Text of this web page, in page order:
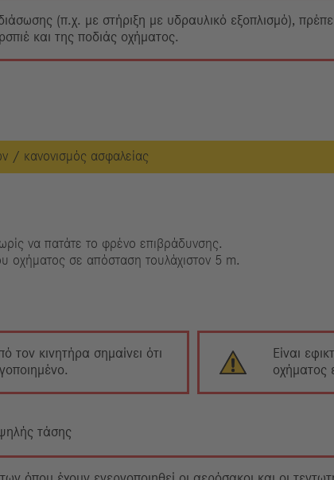
(π.χ. με στήριξη με υδραυλικό εξοπλισμό),
και της ποδιάς οχήματος.
/ κανονισμός ασφαλείας
να πατάτε το φρένο επιβράδυνσης.
οχήματος σε απόσταση τουλάχιστον 5 m.
τον κινητήρα σημαίνει ότι
Είναι
οχήματος
τάσης